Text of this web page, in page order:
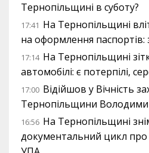
Тернопільщині в суботу?
17:41 На Тернопільщині
на оформлення паспортів:
17:14 На Тернопільщині
автомобілі: є потерпілі,
17:00 Відійшов у Вічність
Тернопільщини
16:56 На Тернопільщині
документальний цикл